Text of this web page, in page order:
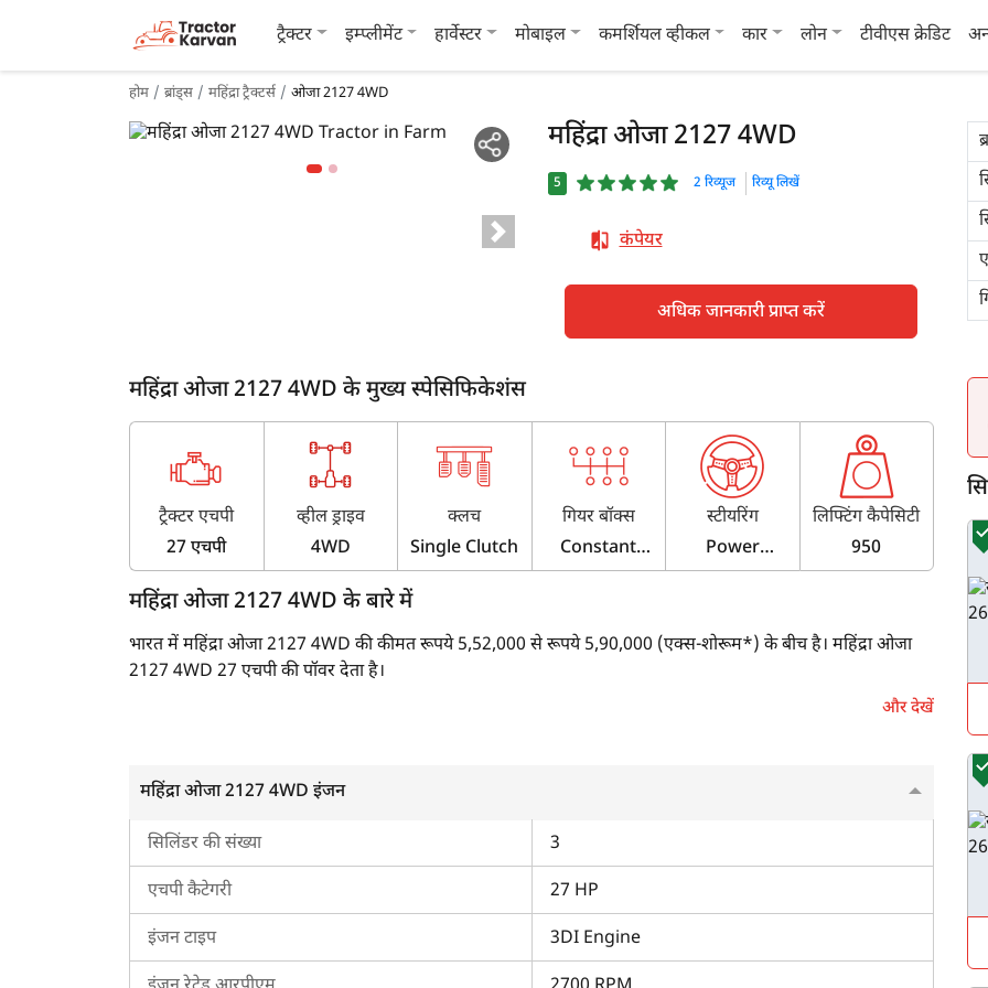
ट्रैक्टर इम्प्लीमेंट हार्वेस्टर मोबाइल कमर्शियल व्हीकल कार लोन टीवीएस क्रेडिट
होम ब्रांड्स महिंद्रा ट्रैक्टर्स ओजा 2127 4WD
महिंद्रा ओजा 2127 4WD
5 2 रिव्यूज रिव्यू लिखें
कंपेयर
अधिक जानकारी प्राप्त करें
ट्रैक्टर एचपी
27 एचपी
व्हील ड्राइव
4WD
क्लच
Single Clutch
गियर बॉक्स
Constant
स्टीयरिंग
Power
लिफ्टिंग कैपेसिटी
950
भारत में महिंद्रा ओजा 2127 4WD की कीमत रूपये 5,52,000 से रूपये 5,90,000 (एक्स-शोरूम*) के बीच है। महिंद्रा ओजा
जब महिंद्रा ओजा 2127 4WD का इंजन 2700 RPM पर चलता है, तो यह 27 एचपी की पॉवर देता है। इसमें 3-सिलेंडर वाला
इंजन लगा है, जो 83 Nm का टॉर्क पैदा करता है।
महिंद्रा ओजा 2127 4WD का ट्रांसमिशन
रिवर्स गियर दिए गए हैं।
सिलिंडर की संख्या 3
एचपी कैटेगरी 27 HP
इंजन टाइप 3DI Engine